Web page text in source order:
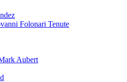
Folonari Tenute
Aubert